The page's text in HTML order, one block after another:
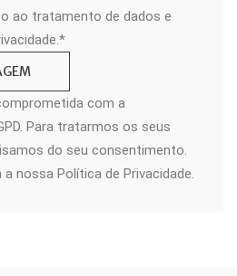
ao tratamento de dados e
com a
Para tratarmos os seus
do seu consentimento.
a nossa Política de Privacidade.